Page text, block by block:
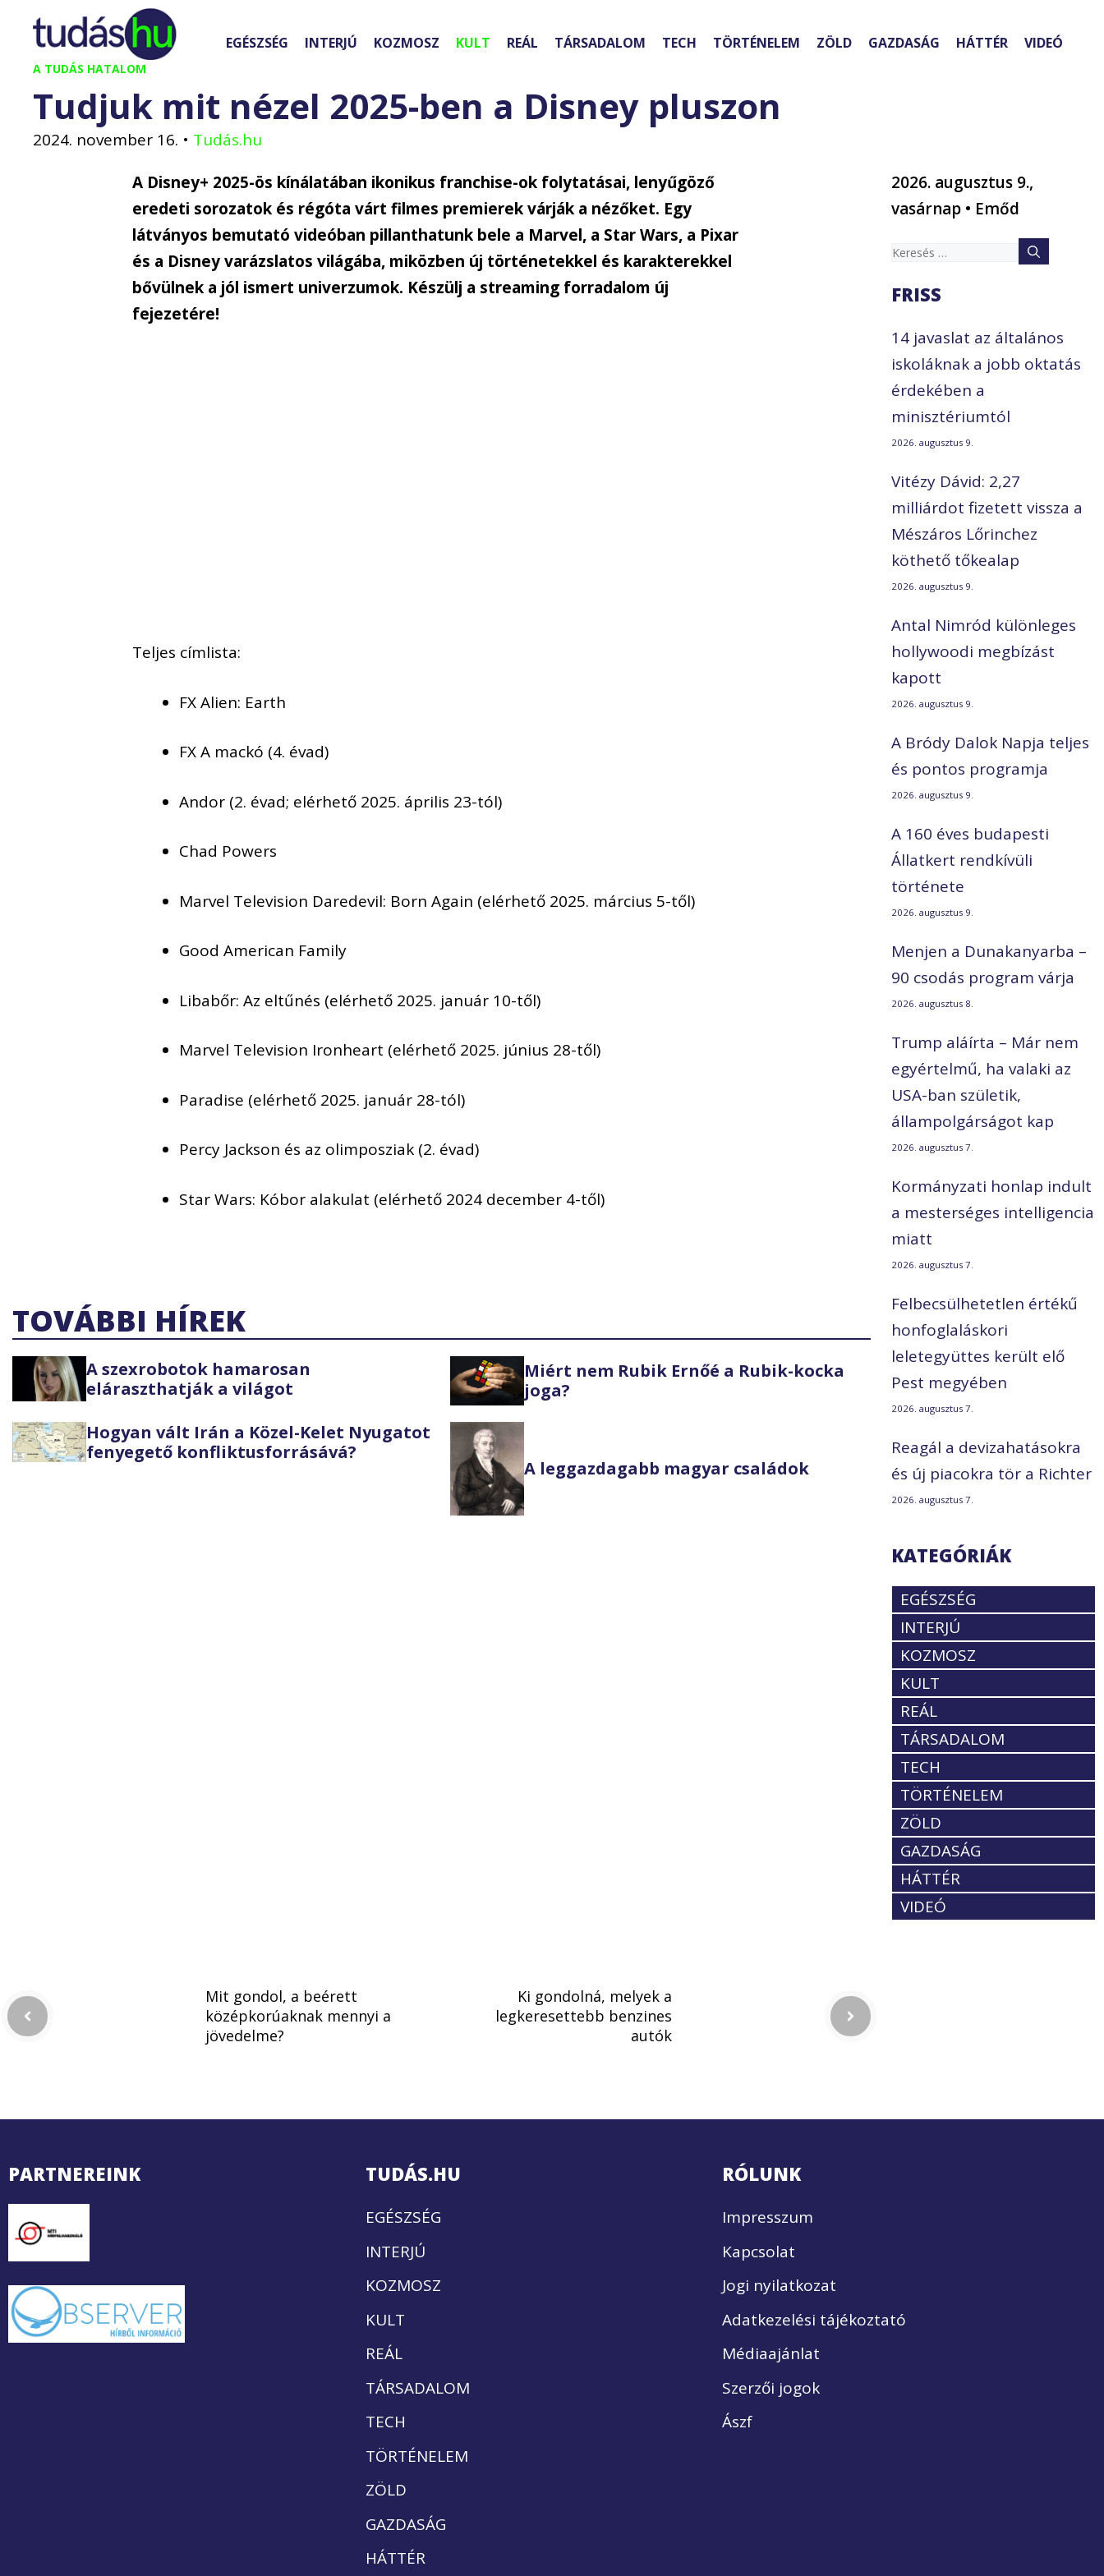
Kilépés
tartalomba
A TUDÁS HATALOM
EGÉSZSÉG INTERJÚ KOZMOSZ KULT REÁL TÁRSADALOM TECH TÖRTÉNELEM ZÖLD GAZDASÁG HÁTTÉR VIDEÓ
Tudjuk mit nézel 2025-ben a Disney pluszon
2024. november 16. • Tudás.hu
A Disney+ 2025-ös kínálatában ikonikus franchise-ok folytatásai, lenyűgöző
eredeti sorozatok és régóta várt filmes premierek várják a nézőket. Egy
látványos bemutató videóban pillanthatunk bele a Marvel, a Star Wars, a Pixar
és a Disney varázslatos világába, miközben új történetekkel és karakterekkel
bővülnek a jól ismert univerzumok. Készülj a streaming forradalom új
fejezetére!
Teljes címlista:
FX Alien: Earth
FX A mackó (4. évad)
Andor (2. évad; elérhető 2025. április 23-tól)
Chad Powers
Marvel Television Daredevil: Born Again (elérhető 2025. március 5-től)
Good American Family
Libabőr: Az eltűnés (elérhető 2025. január 10-től)
Marvel Television Ironheart (elérhető 2025. június 28-től)
Paradise (elérhető 2025. január 28-tól)
Percy Jackson és az olimposziak (2. évad)
Star Wars: Kóbor alakulat (elérhető 2024 december 4-től)
TOVÁBBI HÍREK
A szexrobotok hamarosan
eláraszthatják a világot
Miért nem Rubik Ernőé a Rubik-kocka
joga?
Hogyan vált Irán a Közel-Kelet Nyugatot
fenyegető konfliktusforrásává?
A leggazdagabb magyar családok
2026. augusztus 9.,
vasárnap • Emőd
Keresés:
FRISS
14 javaslat az általános
iskoláknak a jobb oktatás
érdekében a
minisztériumtól
2026. augusztus 9.
Vitézy Dávid: 2,27
milliárdot fizetett vissza a
Mészáros Lőrinchez
köthető tőkealap
2026. augusztus 9.
Antal Nimród különleges
hollywoodi megbízást
kapott
2026. augusztus 9.
A Bródy Dalok Napja teljes
és pontos programja
2026. augusztus 9.
A 160 éves budapesti
Állatkert rendkívüli
története
2026. augusztus 9.
Menjen a Dunakanyarba –
90 csodás program várja
2026. augusztus 8.
Trump aláírta – Már nem
egyértelmű, ha valaki az
USA-ban születik,
állampolgárságot kap
2026. augusztus 7.
Kormányzati honlap indult
a mesterséges intelligencia
miatt
2026. augusztus 7.
Felbecsülhetetlen értékű
honfoglaláskori
leletegyüttes került elő
Pest megyében
2026. augusztus 7.
Reagál a devizahatásokra
és új piacokra tör a Richter
2026. augusztus 7.
KATEGÓRIÁK
EGÉSZSÉG
INTERJÚ
KOZMOSZ
KULT
REÁL
TÁRSADALOM
TECH
TÖRTÉNELEM
ZÖLD
GAZDASÁG
HÁTTÉR
VIDEÓ
Mit gondol, a beérett
középkorúaknak mennyi a
jövedelme?
Ki gondolná, melyek a
legkeresettebb benzines
autók
PARTNEREINK TUDÁS.HU
EGÉSZSÉG
INTERJÚ
KOZMOSZ
KULT
REÁL
TÁRSADALOM
TECH
TÖRTÉNELEM
ZÖLD
GAZDASÁG
HÁTTÉR
RÓLUNK
Impresszum
Kapcsolat
Jogi nyilatkozat
Adatkezelési tájékoztató
Médiaajánlat
Szerzői jogok
Ászf